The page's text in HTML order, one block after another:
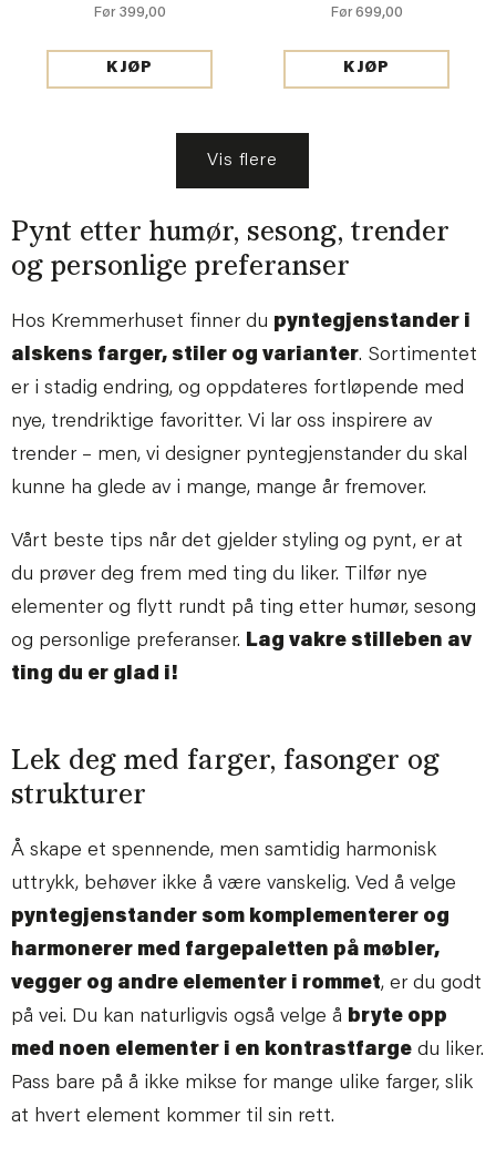
Før 399,00
KJØP
Før699,00
KJØP
Vis flere
Pynt etter humør, sesong, trender
og personlige preferanser
Hos Kremmerhuset finner du pyntegjenstander i
alskens farger, stiler og varianter. Sortimentet
er i stadig endring, og oppdateres fortløpende med
nye, trendriktige favoritter. Vi lar oss inspirere av
trender – men, vi designer pyntegjenstander du skal
kunne ha glede av i mange, mange år fremover.
Vårt beste tips når det gjelder styling og pynt, er at
du prøver deg frem med ting du liker. Tilfør nye
elementer og flytt rundt på ting etter humør, sesong
og personlige preferanser. Lag vakre stilleben av
ting du er glad i!
Lek deg med farger, fasonger og
strukturer
Å skape et spennende, men samtidig harmonisk
uttrykk, behøver ikke å være vanskelig. Ved å velge
pyntegjenstander som komplementerer og
harmonerer med fargepaletten på møbler,
vegger og andre elementer i rommet, er du godt
på vei. Du kan naturligvis også velge å bryte opp
med noen elementer i en kontrastfarge du liker.
Pass bare på å ikke mikse for mange ulike farger, slik
at hvert element kommer til sin rett.